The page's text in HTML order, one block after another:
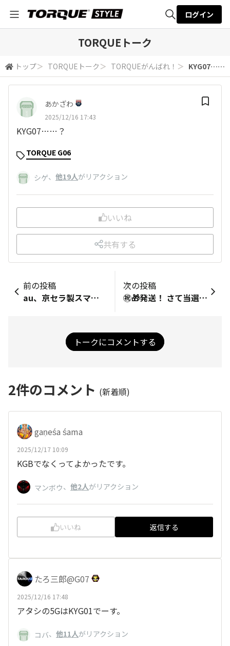
検索
ログイン
TORQUEトーク
トップ＞ TORQUEトーク ＞ TORQUEがんばれ！ ＞ KYG07……
あかざわ
2025/12/16 17:43
KYG07……？
TORQUE G06
シゲ、 他19人がリアクション
いいね
共有する
前の投稿
au、京セラ製スマホをTORQUE G07含む3機種展開へ、新シリーズ登場の可能性も浮上 https://sumahodigest.com/?p=49214 未知の機種型番【KYG05 KYG06 KYG07】が控えています TORQUE以外に想定されるauキャリア端末となるとキッズケータイとシニアスマホになりますが シニアスマホのほうはBASIO active3（KYG04）が2025年4月に発表済みです https://torque.kyocera.co.jp/chats/26firuv3xcniufvi TORQUE以外の二つの機種はわかりません 京セラのモバイル事業の方向転換から動向を見守って来ましたが 京セラとauとの関係が維持されることは安心できる良いことだと思います TORQUEをフリースマホにして欲しいといってもauと京セラが離れれば 京セラはTORQUE開発を独自継続する必要がなくなり DuraForce EXに一本化するのが自然ということになってしまうからです
次の投稿
㊗️🎁発送！ さて当選しているかな。ドッキドキっすよ。
トークにコメントする
2件のコメント (新着順)
gaṇeśa śama
2025/12/17 10:09
KGBでなくってよかったです。
マンボウ、 他2人がリアクション
いいね 返信する
たろ三郎@G07
2025/12/16 17:48
アタシの5GはKYG01でーす。
コバ、 他11人がリアクション